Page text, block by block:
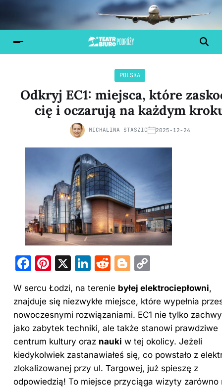
POLSKA
Odkryj EC1: miejsca, które
cię i oczarują na każdym
MICHALINA STASZIC 2025-12-24
F
c
e
b
o
o
k
Pi
er
e
st
X
Li
k
e
dI
n
R
d
di
t
Bl
g
g
er
p
y
Li
n
k
W sercu Łodzi, na terenie byłej elektrociepłowni,
znajduje się niezwykłe miejsce, które wypełnia
nowoczesnymi rozwiązaniami. EC1 nie tylko
jako zabytek techniki, ale także stanowi prawdziwe
centrum kultury oraz nauki w tej okolicy. Jeżeli
kiedykolwiek zastanawiałeś się, co powstało z
zlokalizowanej przy ul. Targowej, już spieszę z
odpowiedzią! To miejsce przyciąga wizyty zarówno